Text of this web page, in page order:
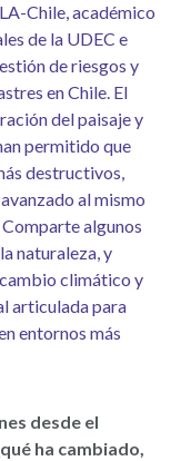
Chile, académico
de la UDEC e
de riesgos y
en Chile. El
del paisaje y
permitido que
destructivos,
al mismo
algunos
naturaleza, y
climático y
articulada para
entornos más
desde el
ha cambiado,